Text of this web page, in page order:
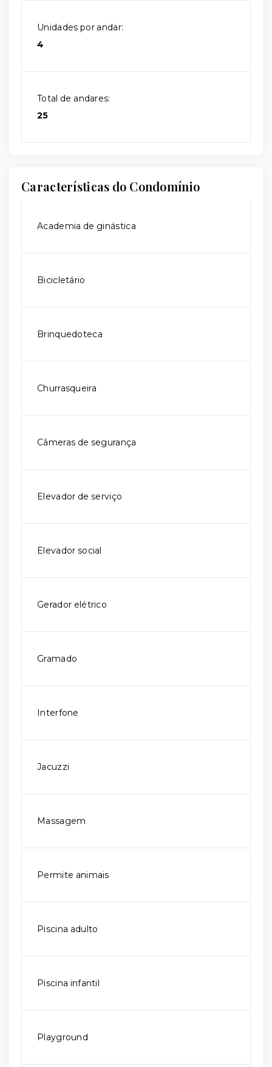
Unidades por andar:
4
Total de andares:
25
Características do Condomínio
Academia de ginástica
Bicicletário
Brinquedoteca
Churrasqueira
Câmeras de segurança
Elevador de serviço
Elevador social
Gerador elétrico
Gramado
Interfone
Jacuzzi
Massagem
Permite animais
Piscina adulto
Piscina infantil
Playground